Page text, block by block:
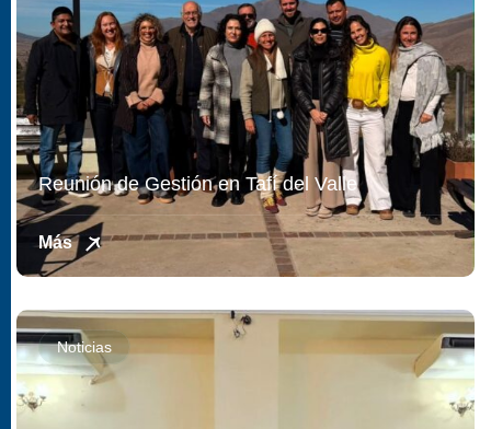
Reunión de Gestión en Tafí del Valle
Más
Noticias